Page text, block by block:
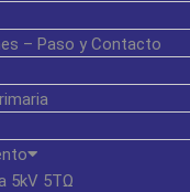
– Paso y Contacto
5kV 5TΩ